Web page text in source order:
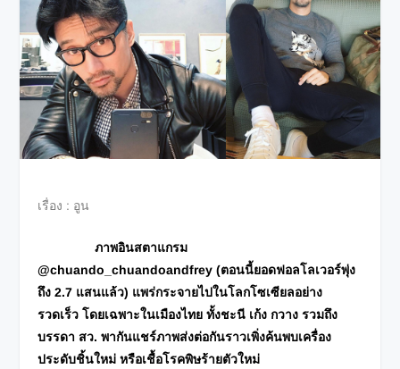
เรื่อง : อูน
ภาพอินสตาแกรม
@chuando_chuandoandfrey (ตอนนี้ยอดฟอลโลเวอร์พุ่ง
ถึง 2.7 แสนแล้ว) แพร่กระจายไปในโลกโซเซียลอย่าง
รวดเร็ว โดยเฉพาะในเมืองไทย ทั้งชะนี เก้ง กวาง รวมถึง
บรรดา สว. พากันแชร์ภาพส่งต่อกันราวเพิ่งค้นพบเครื่อง
ประดับชิ้นใหม่ หรือเชื้อโรคพิษร้ายตัวใหม่